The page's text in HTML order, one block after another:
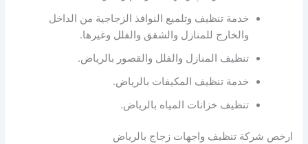
خدمة تنظيف وتلميع النوافذ الزجاجية من الداخل
والخارج للمنازل والشقق والفلل وغيرها.
تنظيف المنازل والفلل والقصور بالرياض.
خدمة تنظيف المكيفات بالرياض.
تنظيف خزانات المياه بالرياض.
ارخص شركة تنظيف واجهات زجاج بالرياض